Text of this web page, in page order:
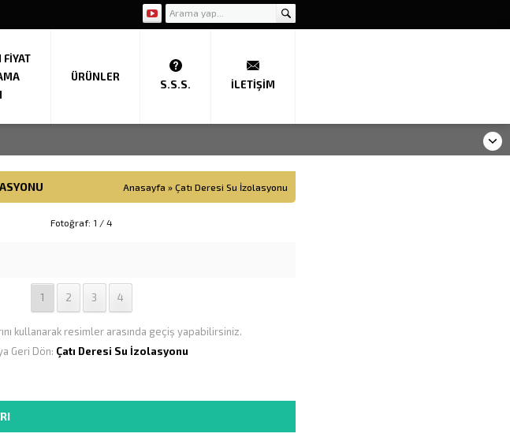
FIYAT
ÜRÜNLER
S.S.S. İLETIŞIM
Anasayfa » Çatı Deresi Su İzolasyonu
Fotoğraf: 1 / 4
1 2 3 4
kullanarak resimler arasında geçiş yapabilirsiniz.
Geri Dön: Çatı Deresi Su İzolasyonu